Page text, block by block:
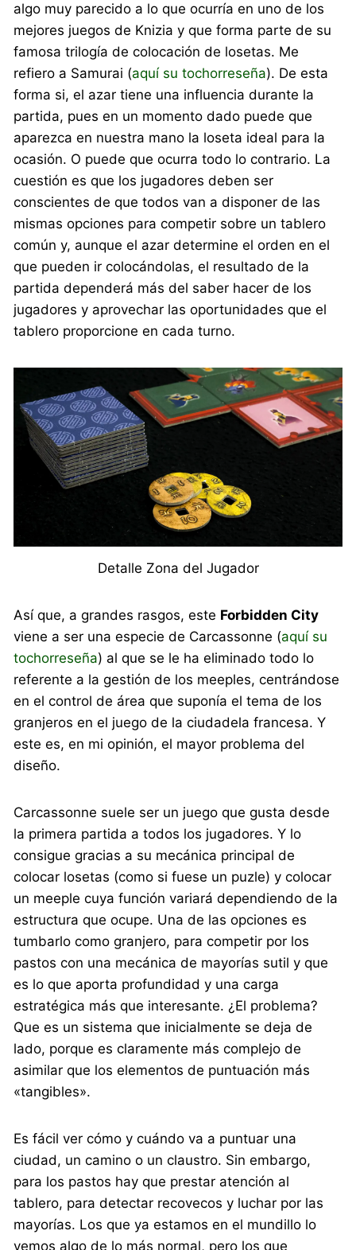
algo muy parecido a lo que ocurría en uno de los
mejores juegos de Knizia y que forma parte de su
famosa trilogía de colocación de losetas. Me
refiero a Samurai (aquí su tochorreseña). De esta
forma si, el azar tiene una influencia durante la
partida, pues en un momento dado puede que
aparezca en nuestra mano la loseta ideal para la
ocasión. O puede que ocurra todo lo contrario. La
cuestión es que los jugadores deben ser
conscientes de que todos van a disponer de las
mismas opciones para competir sobre un tablero
común y, aunque el azar determine el orden en el
que pueden ir colocándolas, el resultado de la
partida dependerá más del saber hacer de los
jugadores y aprovechar las oportunidades que el
tablero proporcione en cada turno.
Detalle Zona del Jugador
Así que, a grandes rasgos, este Forbidden City
viene a ser una especie de Carcassonne (aquí su
tochorreseña) al que se le ha eliminado todo lo
referente a la gestión de los meeples, centrándose
en el control de área que suponía el tema de los
granjeros en el juego de la ciudadela francesa. Y
este es, en mi opinión, el mayor problema del
diseño.
Carcassonne suele ser un juego que gusta desde
la primera partida a todos los jugadores. Y lo
consigue gracias a su mecánica principal de
colocar losetas (como si fuese un puzle) y colocar
un meeple cuya función variará dependiendo de la
estructura que ocupe. Una de las opciones es
tumbarlo como granjero, para competir por los
pastos con una mecánica de mayorías sutil y que
es lo que aporta profundidad y una carga
estratégica más que interesante. ¿El problema?
Que es un sistema que inicialmente se deja de
lado, porque es claramente más complejo de
asimilar que los elementos de puntuación más
«tangibles».
Es fácil ver cómo y cuándo va a puntuar una
ciudad, un camino o un claustro. Sin embargo,
para los pastos hay que prestar atención al
tablero, para detectar recovecos y luchar por las
mayorías. Los que ya estamos en el mundillo lo
vemos algo de lo más normal, pero los que